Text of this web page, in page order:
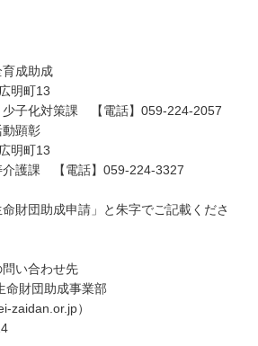
育成助成
町13
化対策課 【電話】059-224-2057
動顕彰
町13
課 【電話】059-224-3327
財団助成申請」と朱字でご記載くださ
い合わせ先
財団助成事業部
zaidan.or.jp）